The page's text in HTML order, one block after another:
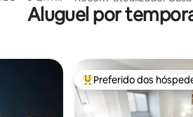
e spa, licenciada!
Aluguel por
hóspedes Entre os melhores
Preferido dos